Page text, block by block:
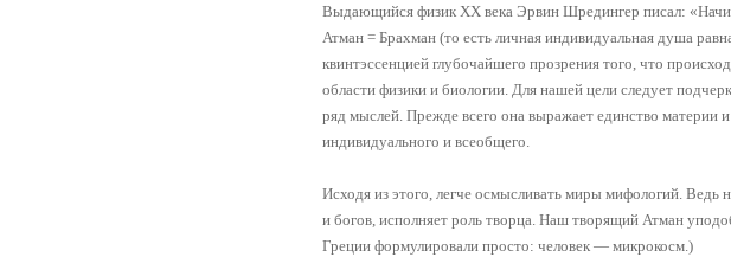
Выдающийся физик XX века Эрвин Шредингер писал:
Атман = Брахман (то есть личная индивидуальная душа
квинтэссенцией глубочайшего прозрения того, что
области физики и биологии. Для нашей цели следует
ряд мыслей. Прежде всего она выражает единство материи
индивидуального и всеобщего.
Исходя из этого, легче осмысливать миры мифологий.
и богов, исполняет роль творца. Наш творящий Атман
Греции формулировали просто: человек — микрокосм.)